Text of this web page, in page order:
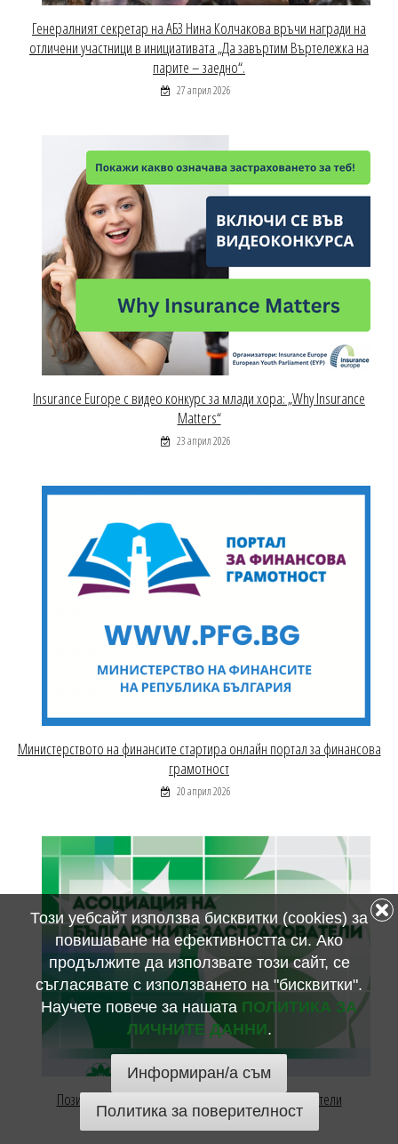
Генералният секретар на АБЗ Нина Колчакова връчи награди на
отличени участници в инициативата „Да завъртим Въртележка на
парите – заедно“.
27 април 2026
Insurance Europe с видео конкурс за млади хора: „Why Insurance
Matters“
23 април 2026
Министерството на финансите стартира онлайн портал за финансова
грамотност
20 април 2026
Позиция на Асоциация на българските застрахователи
09 април 2026
Този уебсайт използва бисквитки (cookies) за
повишаване на ефективността си. Ако
продължите да използвате този сайт, се
съгласявате с използването на "бисквитки".
Научете повече за нашата ПОЛИТИКА ЗА
ЛИЧНИТЕ ДАННИ.
Информиран/а съм
Политика за поверителност